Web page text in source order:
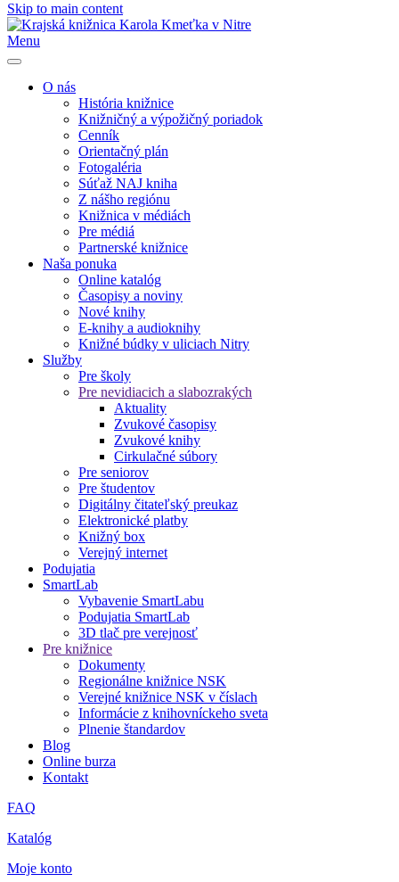
Skip to main content
Menu
O nás
História knižnice
Knižničný a výpožičný poriadok
Cenník
Orientačný plán
Fotogaléria
Súťaž NAJ kniha
Z nášho regiónu
Knižnica v médiách
Pre médiá
Partnerské knižnice
Naša ponuka
Online katalóg
Časopisy a noviny
Nové knihy
E-knihy a audioknihy
Knižné búdky v uliciach Nitry
Služby
Pre školy
Pre nevidiacich a slabozrakých
Aktuality
Zvukové časopisy
Zvukové knihy
Cirkulačné súbory
Pre seniorov
Pre študentov
Digitálny čitateľský preukaz
Elektronické platby
Knižný box
Verejný internet
Podujatia
SmartLab
Vybavenie SmartLabu
Podujatia SmartLab
3D tlač pre verejnosť
Pre knižnice
Dokumenty
Regionálne knižnice NSK
Verejné knižnice NSK v číslach
Informácie z knihovníckeho sveta
Plnenie štandardov
Blog
Online burza
Kontakt
FAQ
Katalóg
Moje konto